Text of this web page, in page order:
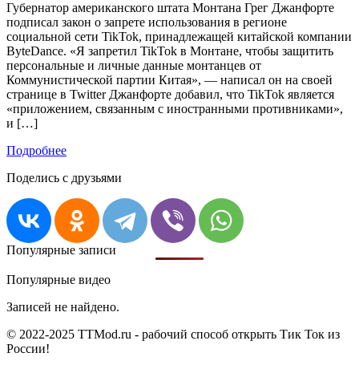
Губернатор американского штата Монтана Грег Джанфорте
подписал закон о запрете использования в регионе
социальной сети TikTok, принадлежащей китайской компании
ByteDance. «Я запретил TikTok в Монтане, чтобы защитить
персональные и личные данные монтанцев от
Коммунистической партии Китая», — написал он на своей
странице в Twitter Джанфорте добавил, что TikTok является
«приложением, связанным с иностранными противниками»,
и […]
Подробнее
Поделись с друзьями
Популярные записи
Популярные видео
Записей не найдено.
© 2022-2025 TTMod.ru - рабочий способ открыть Тик Ток из
России!